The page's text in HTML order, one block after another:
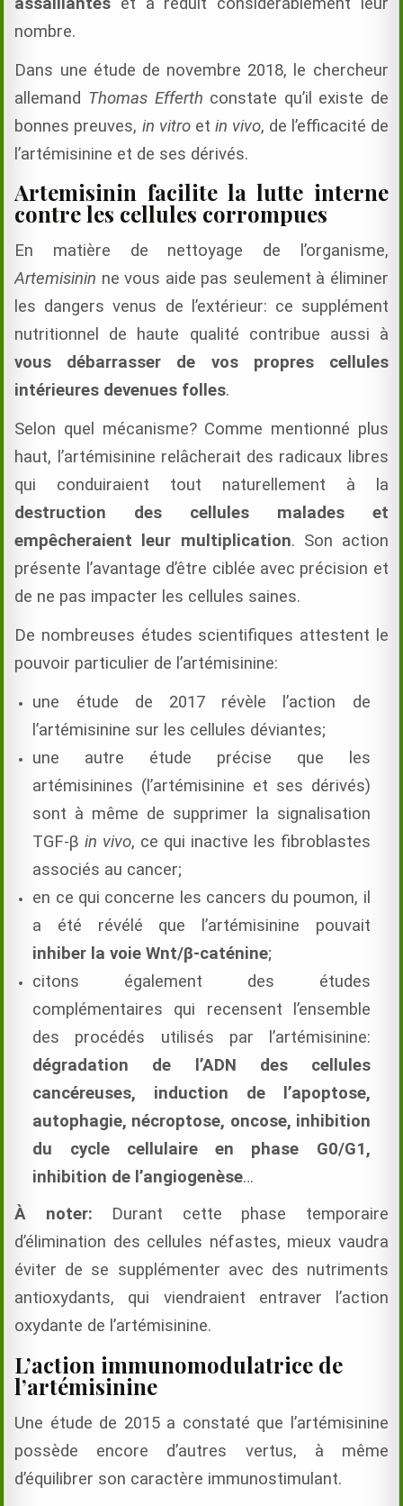
nombre.
Dans une étude de novembre 2018, le chercheur
allemand Thomas Efferth constate qu’il existe de
bonnes preuves, in vitroet in vivo, de l’efficacité de
l’artémisinine et de ses dérivés.
Artemisinin facilite la lutte interne
contre les cellules corrompues
En matière de nettoyage de l’organisme,
Artemisinin ne vous aide pas seulement à éliminer
les dangers venus de l’extérieur: ce supplément
nutritionnel de haute qualité contribue aussi à
vous débarrasser de vos propres cellules
intérieures devenues folles.
Selon quel mécanisme? Comme mentionné plus
haut, l’artémisinine relâcherait des radicaux libres
qui conduiraient tout naturellement à la
destruction des cellules malades et
empêcheraient leur multiplication. Son action
présente l’avantage d’être ciblée avec précision et
de ne pas impacter les cellules saines.
De nombreuses études scientifiques attestent le
pouvoir particulier de l’artémisinine:
une étude de 2017 révèle l’action de
l’artémisinine sur les cellules déviantes;
une autre étude précise que les
artémisinines (l’artémisinine et ses dérivés)
sont à même de supprimer la signalisation
TGF-βin vivo, ce qui inactive les fibroblastes
associés au cancer;
en ce qui concerne les cancers du poumon, il
a été révélé que l’artémisinine pouvait
inhiber la voie Wnt/β-caténine;
citons également des études
complémentaires qui recensent l’ensemble
des procédés utilisés par l’artémisinine:
dégradation de l’ADN des cellules
cancéreuses, induction de l’apoptose,
autophagie, nécroptose, oncose, inhibition
du cycle cellulaire en phase G0/G1,
inhibition de l’angiogenèse…
À noter: Durant cette phase temporaire
d’élimination des cellules néfastes, mieux vaudra
éviter de se supplémenter avec des nutriments
antioxydants, qui viendraient entraver l’action
oxydante de l’artémisinine.
L’action immunomodulatrice de
l’artémisinine
Une étude de 2015 a constaté que l’artémisinine
possède encore d’autres vertus, à même
d’équilibrer son caractère immunostimulant.